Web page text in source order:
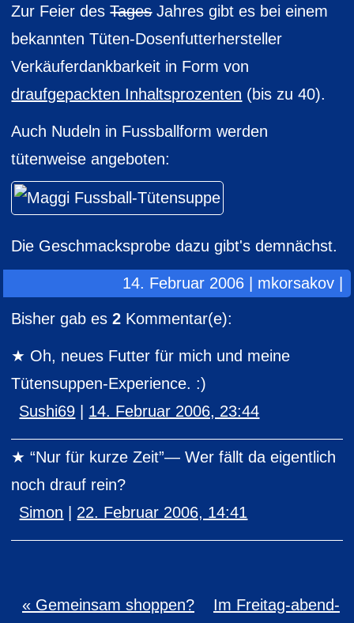
Zur Feier desTagesJahres gibt es bei einem
bekannten Tüten-Dosenfutterhersteller
Verkäuferdankbarkeit in Form von
draufgepackten Inhaltsprozenten (bis zu 40).
Auch Nudeln in Fussballform werden
tütenweise angeboten:
Die Geschmacksprobe dazu gibt's demnächst.
14. Februar 2006 | mkorsakov |
Bisher gab es2 Kommentar(e):
Oh, neues Futter für mich und meine
Tütensuppen-Experience. :)
Sushi69
14. Februar 2006, 23:44
“Nur für kurze Zeit”— Wer fällt da eigentlich
noch drauf rein?
Simon
22. Februar 2006, 14:41
« Gemeinsam shoppen? Im Freitag-abend-